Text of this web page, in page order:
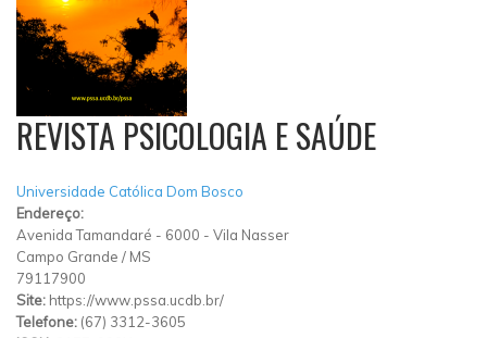
REVISTA PSICOLOGIA E SAÚDE
Universidade Católica Dom Bosco
Endereço:
Avenida Tamandaré - 6000 - Vila Nasser
Campo Grande / MS
79117900
Site: https://www.pssa.ucdb.br/
Telefone: (67) 3312-3605